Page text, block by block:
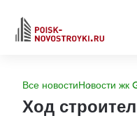
Все новостиНовости жк
Ход